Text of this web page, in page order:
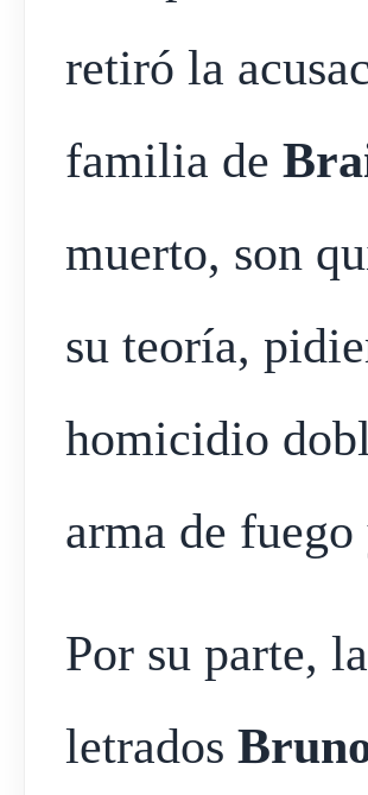
retiró la
familia de
muerto, son
su teoría,
homicidio
arma de
Por su parte,
letrados